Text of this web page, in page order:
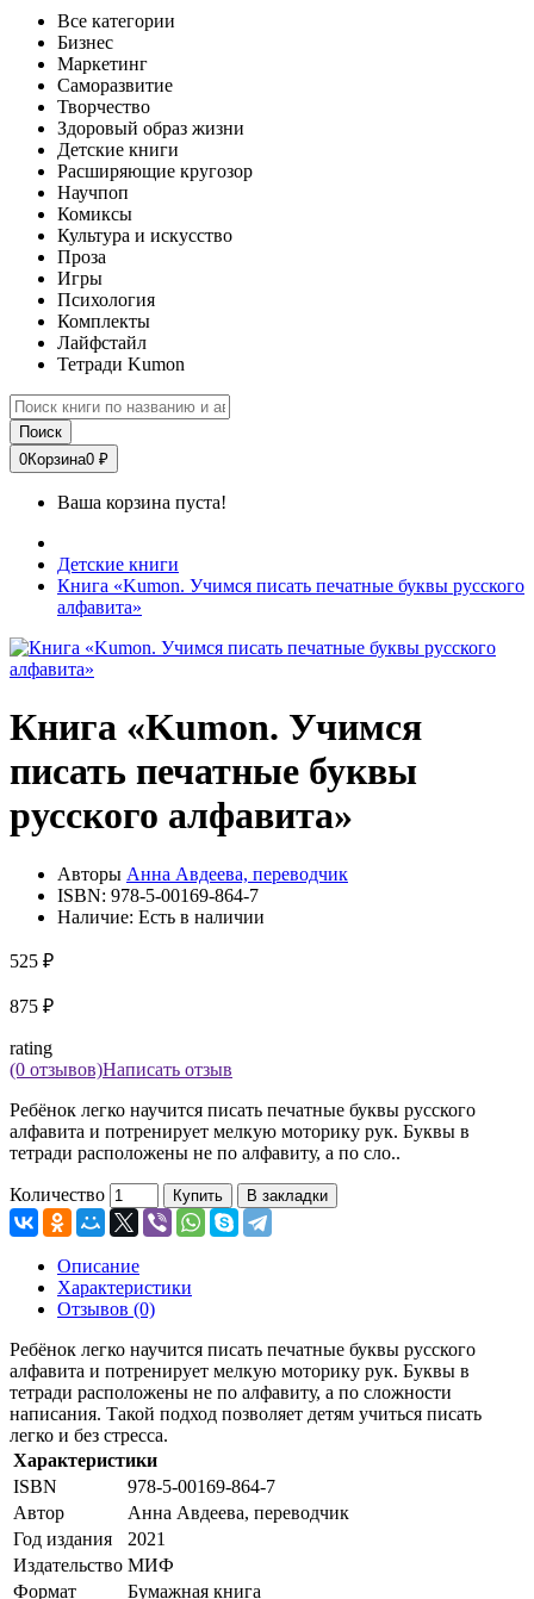
Все категории
Бизнес
Маркетинг
Саморазвитие
Творчество
Здоровый образ жизни
Детские книги
Расширяющие кругозор
Научпоп
Комиксы
Культура и искусство
Проза
Игры
Психология
Комплекты
Лайфстайл
Тетради Kumon
Поиск
0Корзина0 ₽
Ваша корзина пуста!
Детские книги
Книга «Kumon. Учимся писать печатные буквы русского
алфавита»
Книга «Kumon. Учимся
писать печатные буквы
русского алфавита»
Авторы Анна Авдеева, переводчик
ISBN: 978-5-00169-864-7
Наличие: Есть в наличии
525 ₽
875 ₽
rating
(0 отзывов)Написать отзыв
Ребёнок легко научится писать печатные буквы русского
алфавита и потренирует мелкую моторику рук. Буквы в
тетради расположены не по алфавиту, а по сло..
Количество Купить В закладки
Описание
Характеристики
Отзывов (0)
Ребёнок легко научится писать печатные буквы русского
алфавита и потренирует мелкую моторику рук. Буквы в
тетради расположены не по алфавиту, а по сложности
написания. Такой подход позволяет детям учиться писать
легко и без стресса.
Характеристики
ISBN
978-5-00169-864-7
Автор
Анна Авдеева, переводчик
Год издания
2021
Издательство МИФ
Формат
Бумажная книга